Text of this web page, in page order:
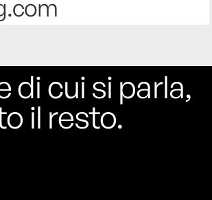
di cui si parla,
il resto.